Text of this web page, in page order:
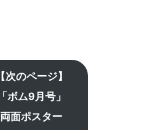
【次のページ】
「ボム9月号」
両面ポスター